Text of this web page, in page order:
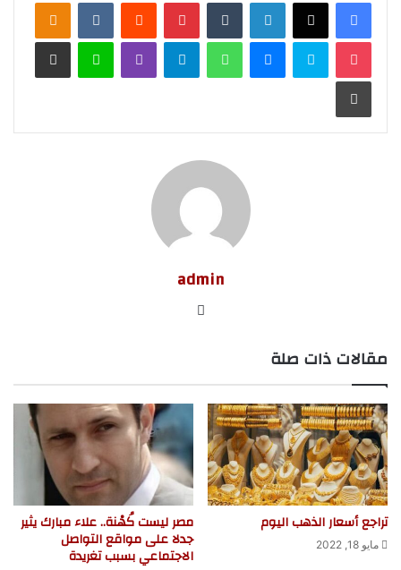
لينكدإن بينتيريست
سكايب واتساب لاين
admin
مقالات ذات صلة
تراجع أسعار الذهب اليوم
مايو 18, 2022
مصر ليست كُهْنة.. علاء مبارك يثير
جدلا على مواقع التواصل
الاجتماعي بسبب تغريدة